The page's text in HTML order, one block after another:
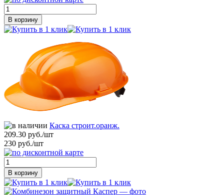
В корзину
Каска строит.оранж.
209.30 руб./шт
230 руб./шт
В корзину